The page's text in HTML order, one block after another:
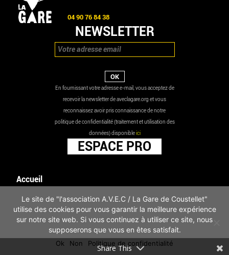
04 90 76 84 38
NEWSLETTER
En fournissant votre adresse e-mail, vous acceptez de
recevoir la newsletter de aveclagare.org et vous
reconnaissez avoir pris connaissance de notre
politique de confidentialité (traitement et utilisation des
données) disponibleici
ESPACE PRO
Accueil
Les actualités
Mentions légales
Infos pratiques
Politique de confidentialité
Share This
Le site de "l'association A.V.E.C / La Gare de Coustellet"
utilise des cookies pour vous garantir la meilleure expérience
sur notre site web. Si vous continuez à utiliser ce site, nous
supposerons que vous en êtes satisfait.
Ok Non Politique de confidentialité